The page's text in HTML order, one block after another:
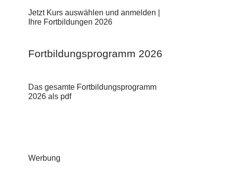
Jetzt Kurs auswählen und anmelden |
Ihre Fortbildungen 2026
Fortbildungsprogramm 2026
Das gesamte Fortbildungsprogramm
2026 als pdf
Werbung